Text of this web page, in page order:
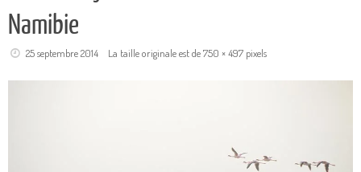
Namibie
25 septembre 2014 La taille originale est de750 × 497pixels